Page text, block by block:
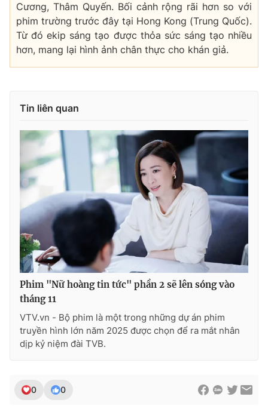
Cương, Thâm Quyến. Bối cảnh rộng rãi hơn so với
phim trường trước đây tại Hong Kong (Trung Quốc).
Từ đó ekip sáng tạo được thỏa sức sáng tạo nhiều
hơn, mang lại hình ảnh chân thực cho khán giả.
Tin liên quan
Phim "Nữ hoàng tin tức" phần 2 sẽ lên sóng vào
tháng 11
VTV.vn - Bộ phim là một trong những dự án phim
truyền hình lớn năm 2025 được chọn để ra mắt nhân
dịp kỷ niệm đài TVB.
0 0